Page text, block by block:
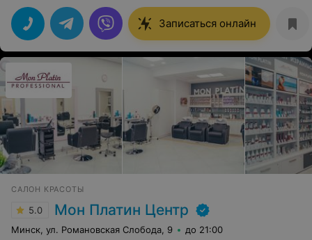
Записаться онлайн
САЛОН КРАСОТЫ
5.0 Мон Платин Центр
Минск, ул. Романовская Слобода, 9 до 21:00